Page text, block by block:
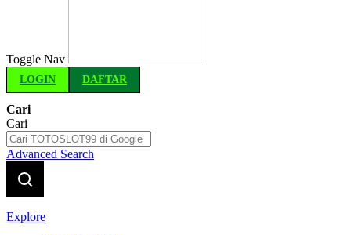
Toggle Nav
LOGIN DAFTAR
Cari
Cari
Advanced Search
Explore